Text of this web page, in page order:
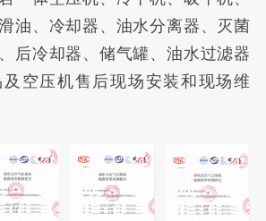
油、冷却器、油水分离器、灭菌
后冷却器、储气罐、油水过滤器
空压机售后现场安装和现场维